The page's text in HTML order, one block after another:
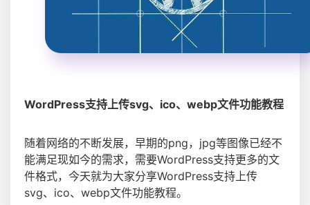
WordPress支持上传svg、ico、webp文件功能教程
随着网络的不断发展，早期的png，jpg等图像已经不
能满足现如今的需求，需要WordPress支持更多的文
件格式，今天就为大家分享WordPress支持上传
svg、ico、webp文件功能教程。